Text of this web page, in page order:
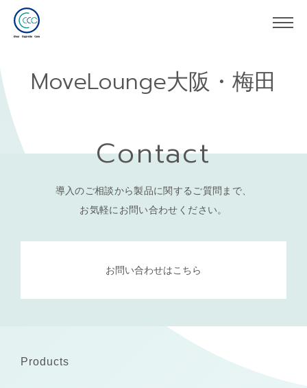
MoveLounge大阪・梅田
Contact
導入のご相談から製品に関するご質問まで、
お気軽にお問い合わせください。
お問い合わせはこちら
Products